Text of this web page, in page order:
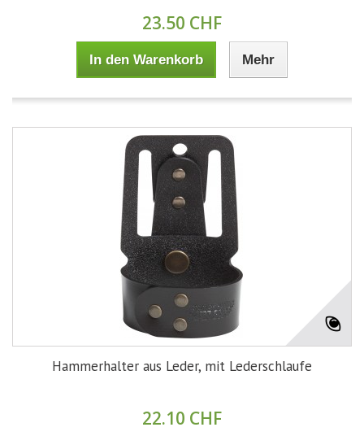
23.50 CHF
In den Warenkorb Mehr
Hammerhalter aus Leder, mit Lederschlaufe
22.10 CHF